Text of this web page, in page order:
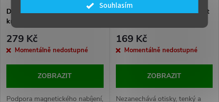
Souhlasím
DUX DUCIS Aimo Mag odolný
kryt s Ring holderem pro
iPhone 16 Pro Max Black
279 Kč
Momentálně nedostupné
ZOBRAZIT
Podpora magnetického nabíjení,
DUX DUCIS Aimo odolný kryt
169 Kč
Momentálně nedostupné
ZOBRAZIT
Nezanechává otisky, tenký a